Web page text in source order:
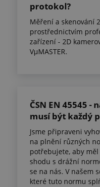
protokol?
Měření a skenování
prostřednictvím
zařízení - 2D
VµMASTER.
ČSN EN 45545 -
musí být každý
Jsme připraveni
na plnění různých
potřebujete, aby
shodu s drážní
se na nás. V našem
které tuto normu